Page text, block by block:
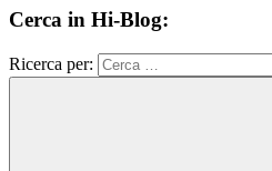
Cerca in Hi-Blog:
Ricerca per: